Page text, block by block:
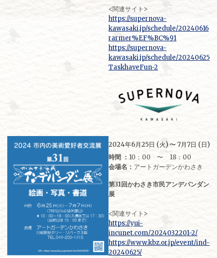
<関連サイト>
https://supernova-
kawasaki.jp/schedule/20240616
rarmer%EF%BC%91
https://supernova-
kawasaki.jp/schedule/20240625
TaskhaveFun-2
2024年6月25日 (火) 〜 7月7日 (日)
時間 ： 10：00 〜 18：00
会場名： アートガーデンかわさき
第31回かわさき市民アンデパンダン
展
<関連サイト>
https://yui-
incunet.com/2024032201-2/
https://www.kbz.or.jp/event/ind-
20240625/